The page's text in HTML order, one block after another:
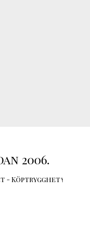
2006.
- Köptrygghet !